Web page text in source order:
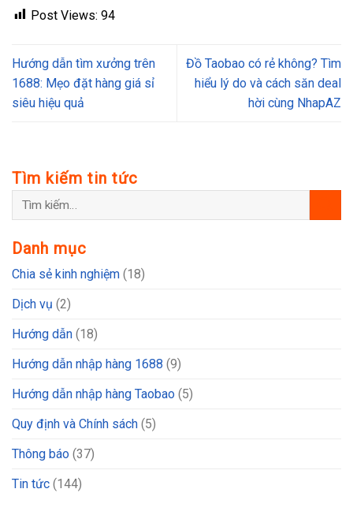
Post Views: 94
Hướng dẫn tìm xưởng trên
1688: Mẹo đặt hàng giá sỉ
siêu hiệu quả
Đồ Taobao có rẻ không? Tìm
hiểu lý do và cách săn deal
hời cùng NhapAZ
Tìm kiếm tin tức
Danh mục
Chia sẻ kinh nghiệm (18)
Dịch vụ (2)
Hướng dẫn (18)
Hướng dẫn nhập hàng 1688 (9)
Hướng dẫn nhập hàng Taobao (5)
Quy định và Chính sách (5)
Thông báo (37)
Tin tức (144)